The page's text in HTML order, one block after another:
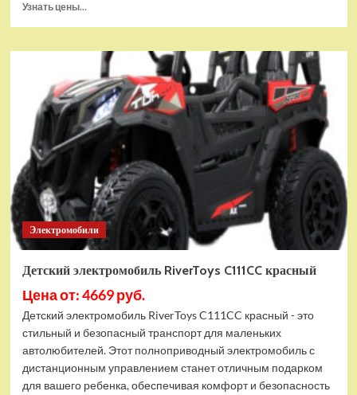
Узнать цены...
Детский
электромобиль
RiverToys
T777TT
4WD
красный
Spider
Электромобили
Детский электромобиль RiverToys C111CC красный
Цена от: 4669 руб.
Детский электромобиль RiverToys C111CC красный - это
стильный и безопасный транспорт для маленьких
автолюбителей. Этот полноприводный электромобиль с
дистанционным управлением станет отличным подарком
для вашего ребенка, обеспечивая комфорт и безопасность